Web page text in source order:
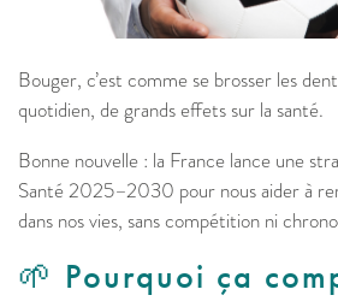
Bouger, c’est comme se brosser les
quotidien, de grands effets sur la santé.
Bonne nouvelle : la France lance une
Santé 2025–2030 pour nous aider à
dans nos vies, sans compétition ni
🌱 Pourquoi ça